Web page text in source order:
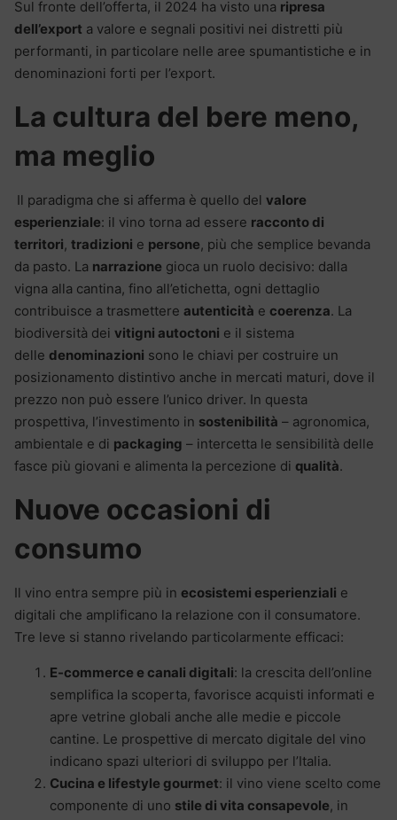
Sul fronte dell’offerta, il 2024 ha visto una ripresa
dell’export a valore e segnali positivi nei distretti più
performanti, in particolare nelle aree spumantistiche e in
denominazioni forti per l’export.
La cultura del bere meno,
ma meglio
Il paradigma che si afferma è quello del valore
esperienziale: il vino torna ad essere racconto di
territori, tradizioni e persone, più che semplice bevanda
da pasto. La narrazione gioca un ruolo decisivo: dalla
vigna alla cantina, fino all’etichetta, ogni dettaglio
contribuisce a trasmettere autenticità e coerenza. La
biodiversità dei vitigni autoctoni e il sistema
delle denominazioni sono le chiavi per costruire un
posizionamento distintivo anche in mercati maturi, dove il
prezzo non può essere l’unico driver. In questa
prospettiva, l’investimento in sostenibilità – agronomica,
ambientale e di packaging – intercetta le sensibilità delle
fasce più giovani e alimenta la percezione di qualità.
Nuove occasioni di
consumo
Il vino entra sempre più in ecosistemi esperienziali e
digitali che amplificano la relazione con il consumatore.
Tre leve si stanno rivelando particolarmente efficaci:
E-commerce e canali digitali: la crescita dell’online
semplifica la scoperta, favorisce acquisti informati e
apre vetrine globali anche alle medie e piccole
cantine. Le prospettive di mercato digitale del vino
indicano spazi ulteriori di sviluppo per l’Italia.
Cucina e lifestyle gourmet: il vino viene scelto come
componente di uno stile di vita consapevole, in